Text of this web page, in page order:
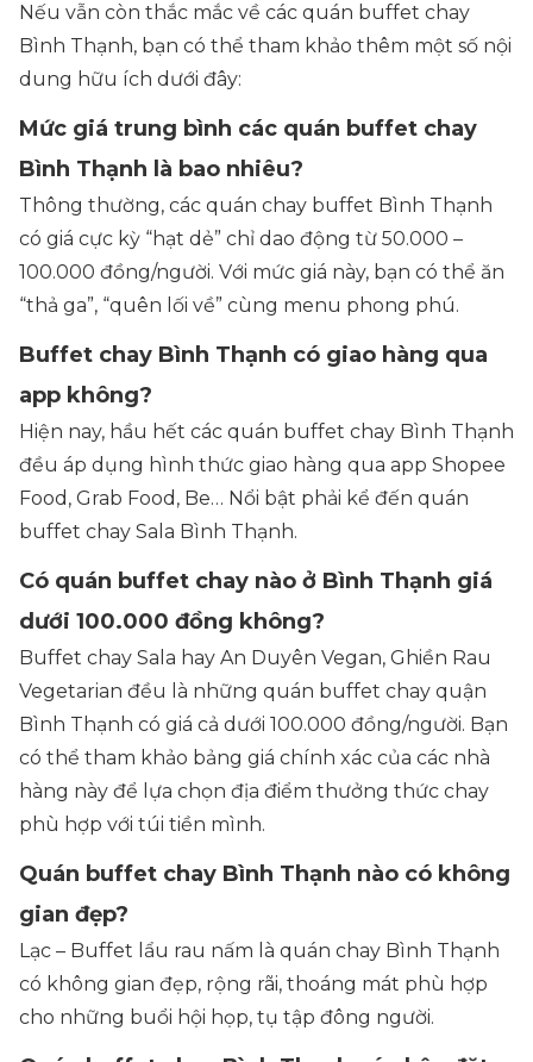
Nếu vẫn còn thắc mắc về các quán buffet chay
Bình Thạnh, bạn có thể tham khảo thêm một số nội
dung hữu ích dưới đây:
Mức giá trung bình các quán buffet chay
Bình Thạnh là bao nhiêu?
Thông thường, các quán chay buffet Bình Thạnh
có giá cực kỳ “hạt dẻ” chỉ dao động từ 50.000 –
100.000 đồng/người. Với mức giá này, bạn có thể ăn
“thả ga”, “quên lối về” cùng menu phong phú.
Buffet chay Bình Thạnh có giao hàng qua
app không?
Hiện nay, hầu hết các quán buffet chay Bình Thạnh
đều áp dụng hình thức giao hàng qua app Shopee
Food, Grab Food, Be… Nổi bật phải kể đến quán
buffet chay Sala Bình Thạnh.
Có quán buffet chay nào ở Bình Thạnh giá
dưới 100.000 đồng không?
Buffet chay Sala hay An Duyên Vegan, Ghiền Rau
Vegetarian đều là những quán buffet chay quận
Bình Thạnh có giá cả dưới 100.000 đồng/người. Bạn
có thể tham khảo bảng giá chính xác của các nhà
hàng này để lựa chọn địa điểm thưởng thức chay
phù hợp với túi tiền mình.
Quán buffet chay Bình Thạnh nào có không
gian đẹp?
Lạc – Buffet lẩu rau nấm là quán chay Bình Thạnh
có không gian đẹp, rộng rãi, thoáng mát phù hợp
cho những buổi hội họp, tụ tập đông người.